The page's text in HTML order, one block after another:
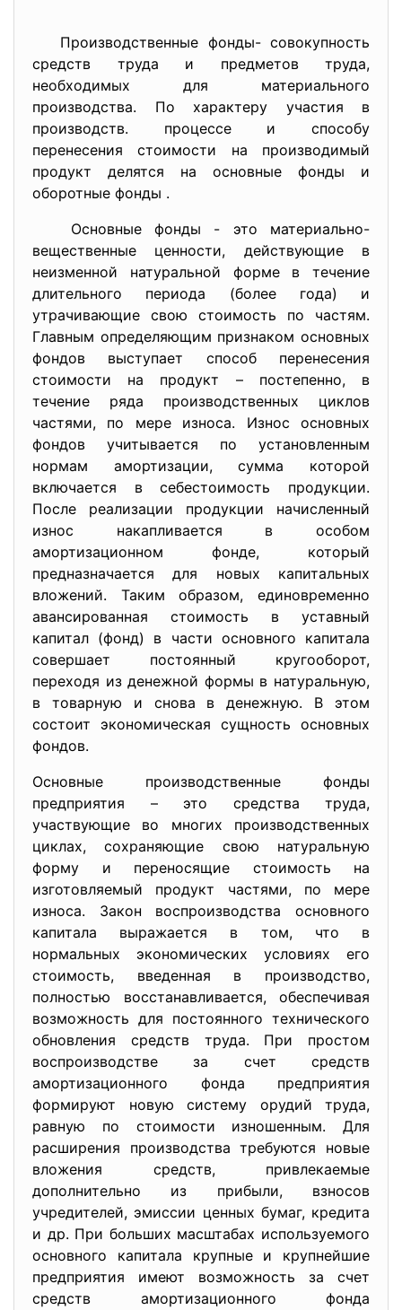
Производственные фонды- совокупность
средств труда и предметов труда,
необходимых для материального
производства. По характеру участия в
производств. процессе и способу
перенесения стоимости на производимый
продукт делятся на основные фонды и
оборотные фонды .
Основные фонды - это материально-
вещественные ценности, действующие в
неизменной натуральной форме в течение
длительного периода (более года) и
утрачивающие свою стоимость по частям.
Главным определяющим признаком основных
фондов выступает способ перенесения
стоимости на продукт – постепенно, в
течение ряда производственных циклов
частями, по мере износа. Износ основных
фондов учитывается по установленным
нормам амортизации, сумма которой
включается в себестоимость продукции.
После реализации продукции начисленный
износ накапливается в особом
амортизационном фонде, который
предназначается для новых капитальных
вложений. Таким образом, единовременно
авансированная стоимость в уставный
капитал (фонд) в части основного капитала
совершает постоянный кругооборот,
переходя из денежной формы в натуральную,
в товарную и снова в денежную. В этом
состоит экономическая сущность основных
фондов.
Основные производственные фонды
предприятия – это средства труда,
участвующие во многих производственных
циклах, сохраняющие свою натуральную
форму и переносящие стоимость на
изготовляемый продукт частями, по мере
износа. Закон воспроизводства основного
капитала выражается в том, что в
нормальных экономических условиях его
стоимость, введенная в производство,
полностью восстанавливается, обеспечивая
возможность для постоянного технического
обновления средств труда. При простом
воспроизводстве за счет средств
амортизационного фонда предприятия
формируют новую систему орудий труда,
равную по стоимости изношенным. Для
расширения производства требуются новые
вложения средств, привлекаемые
дополнительно из прибыли, взносов
учредителей, эмиссии ценных бумаг, кредита
и др. При больших масштабах используемого
основного капитала крупные и крупнейшие
предприятия имеют возможность за счет
средств амортизационного фонда